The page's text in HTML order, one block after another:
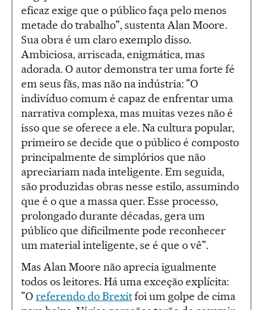
eficaz exige que o público faça pelo menos
metade do trabalho", sustenta Alan Moore.
Sua obra é um claro exemplo disso.
Ambiciosa, arriscada, enigmática, mas
adorada. O autor demonstra ter uma forte fé
em seus fãs, mas não na indústria: "O
indivíduo comum é capaz de enfrentar uma
narrativa complexa, mas muitas vezes não é
isso que se oferece a ele. Na cultura popular,
primeiro se decide que o público é composto
principalmente de simplórios que não
apreciariam nada inteligente. Em seguida,
são produzidas obras nesse estilo, assumindo
que é o que a massa quer. Esse processo,
prolongado durante décadas, gera um
público que dificilmente pode reconhecer
um material inteligente, se é que o vê".
Mas Alan Moore não aprecia igualmente
todos os leitores. Há uma exceção explícita:
"O referendo do Brexitfoi um golpe de cima